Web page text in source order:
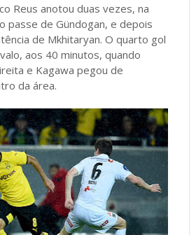
Reus anotou duas vezes, na
passe de Gündogan, e depois
de Mkhitaryan. O quarto gol
aos 40 minutos, quando
e Kagawa pegou de
da área.